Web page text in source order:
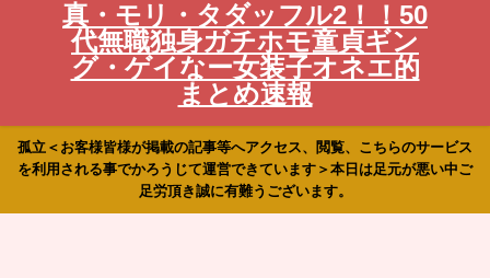
真・モリ・タダッフル2！！50
代無職独身ガチホモ童貞ギン
グ・ゲイなー女装子オネエ的
まとめ速報
孤立＜お客様皆様が掲載の記事等へアクセス、閲覧、こちらのサービス
を利用される事でかろうじて運営できています＞本日は足元が悪い中ご
足労頂き誠に有難うございます。